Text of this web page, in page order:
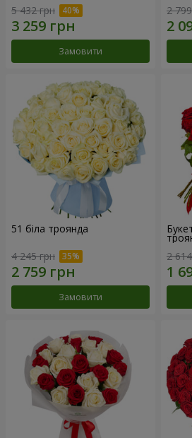
5 432 грн
Замовити
2
51 біла троянда
4 245 грн
Замовити
2